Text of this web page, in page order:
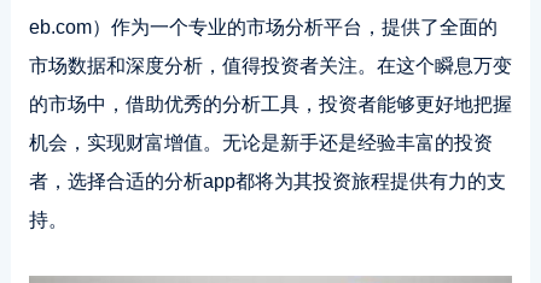
eb.com）作为一个专业的市场分析平台，提供了全面的
市场数据和深度分析，值得投资者关注。在这个瞬息万变
的市场中，借助优秀的分析工具，投资者能够更好地把握
机会，实现财富增值。无论是新手还是经验丰富的投资
者，选择合适的分析app都将为其投资旅程提供有力的支
持。